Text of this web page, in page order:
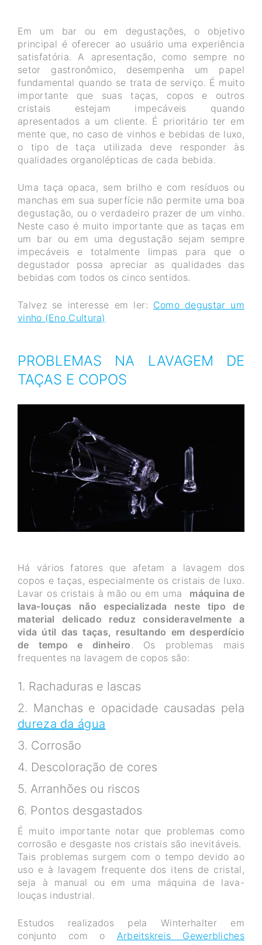
Em um bar ou em degustações, o objetivo
principal é oferecer ao usuário uma experiência
satisfatória. A apresentação, como sempre no
setor gastronômico, desempenha um papel
fundamental quando se trata de serviço. É muito
importante que suas taças, copos e outros
cristais estejam impecáveis quando
apresentados a um cliente. É prioritário ter em
mente que, no caso de vinhos e bebidas de luxo,
o tipo de taça utilizada deve responder às
qualidades organolépticas de cada bebida.
Uma taça opaca, sem brilho e com resíduos ou
manchas em sua superfície não permite uma boa
degustação, ou o verdadeiro prazer de um vinho.
Neste caso é muito importante que as taças em
um bar ou em uma degustação sejam sempre
impecáveis e totalmente limpas para que o
degustador possa apreciar as qualidades das
bebidas com todos os cinco sentidos.
Talvez se interesse em ler: Como degustar um
vinho (Eno Cultura)
PROBLEMAS NA LAVAGEM DE
TAÇAS E COPOS
Há vários fatores que afetam a lavagem dos
copos e taças, especialmente os cristais de luxo.
Lavar os cristais à mão ou em uma máquina de
lava-louças não especializada neste tipo de
material delicado reduz consideravelmente a
vida útil das taças, resultando em desperdício
de tempo e dinheiro. Os problemas mais
frequentes na lavagem de copos são:
1. Rachaduras e lascas
2. Manchas e opacidade causadas pela
dureza da água
3. Corrosão
4. Descoloração de cores
5. Arranhões ou riscos
6. Pontos desgastados
É muito importante notar que problemas como
corrosão e desgaste nos cristais são inevitáveis.
Tais problemas surgem com o tempo devido ao
uso e à lavagem frequente dos itens de cristal,
seja à manual ou em uma máquina de lava-
louças industrial.
Estudos realizados pela Winterhalter em
conjunto com o Arbeitskreis Gewerbliches